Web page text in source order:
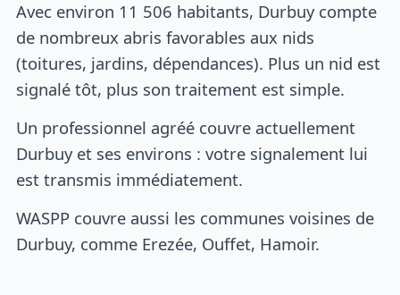
Avec environ 11 506 habitants, Durbuy compte
de nombreux abris favorables aux nids
(toitures, jardins, dépendances). Plus un nid est
signalé tôt, plus son traitement est simple.
Un professionnel agréé couvre actuellement
Durbuy et ses environs : votre signalement lui
est transmis immédiatement.
WASPP couvre aussi les communes voisines de
Durbuy, comme Erezée, Ouffet, Hamoir.